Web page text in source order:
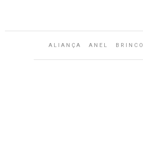
ALIANÇA ANEL BRINCO